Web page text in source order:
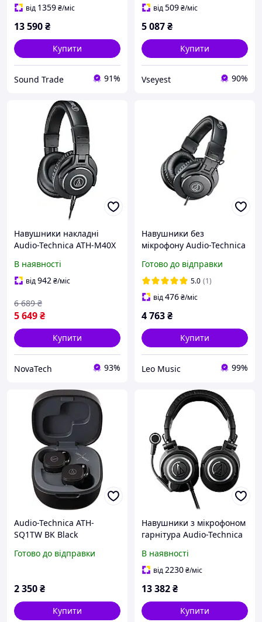
від 1359₴/міс
13 590₴
Купити
Sound Trade 91%
від509₴/міс
5 087₴
Купити
Vseyest 90%
Навушники накладні
Audio-Technica ATH-M40X
В наявності
від942₴/міс
5 649₴
6 689 ₴
Купити
NovaTech 93%
Навушники без
мікрофону Audio-Technica
Готово до відправки
5.0 (1)
від476₴/міс
4 763₴
Купити
Leo Music 99%
Audio-Technica ATH-
SQ1TW BK Black
Готово до відправки
2 350₴
Купити
Навушники з мікрофоном
гарнітура Audio-Technica
Digital
В наявності
від2230₴/міс
13 382₴
Купити